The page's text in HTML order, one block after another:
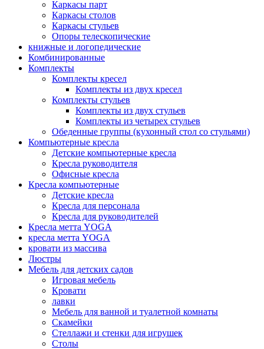
Каркасы парт
Каркасы столов
Каркасы стульев
Опоры телескопические
книжные и логопедические
Комбинированные
Комплекты
Комплекты кресел
Комплекты из двух кресел
Комплекты стульев
Комплекты из двух стульев
Комплекты из четырех стульев
Обеденные группы (кухонный стол со стульями)
Компьютерные кресла
Детские компьютерные кресла
Кресла руководителя
Офисные кресла
Кресла компьютерные
Детские кресла
Кресла для персонала
Кресла для руководителей
Кресла метта YOGA
кресла метта YOGA
кровати из массива
Люстры
Мебель для детских садов
Игровая мебель
Кровати
лавки
Мебель для ванной и туалетной комнаты
Скамейки
Стеллажи и стенки для игрушек
Столы